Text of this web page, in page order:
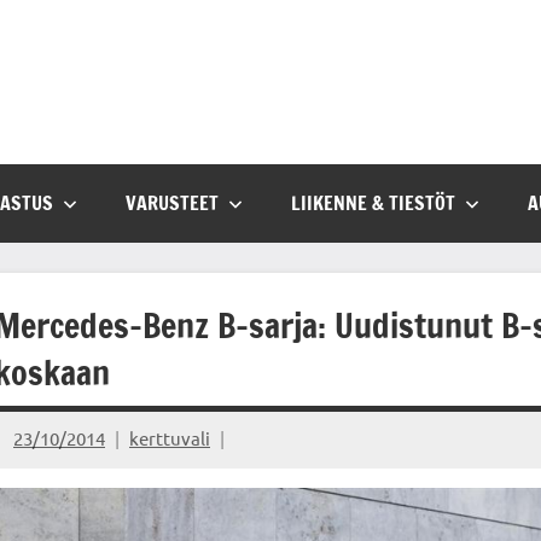
VARUSTEET LIIKENNE & TIESTÖT
Benz B-sarja: Uudistunut
23/10/2014 kerttuvali